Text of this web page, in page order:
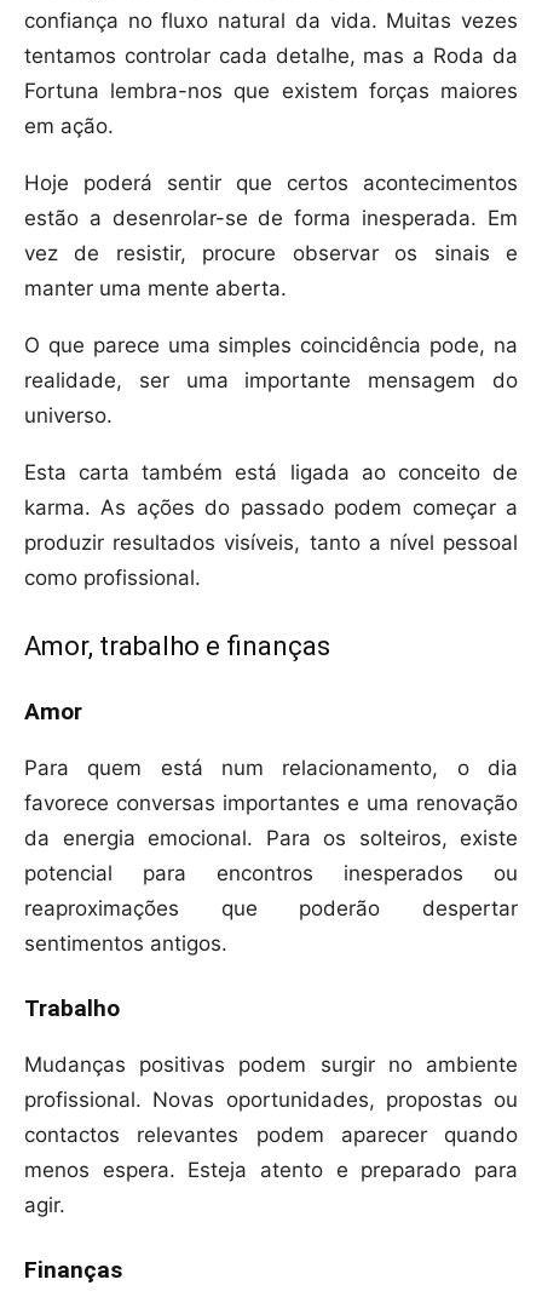
confiança no fluxo natural da vida. Muitas vezes
tentamos controlar cada detalhe, mas a Roda da
Fortuna lembra-nos que existem forças maiores
em ação.
Hoje poderá sentir que certos acontecimentos
estão a desenrolar-se de forma inesperada. Em
vez de resistir, procure observar os sinais e
manter uma mente aberta.
O que parece uma simples coincidência pode, na
realidade, ser uma importante mensagem do
universo.
Esta carta também está ligada ao conceito de
karma. As ações do passado podem começar a
produzir resultados visíveis, tanto a nível pessoal
como profissional.
Amor, trabalho e finanças
Amor
Para quem está num relacionamento, o dia
favorece conversas importantes e uma renovação
da energia emocional. Para os solteiros, existe
potencial para encontros inesperados ou
reaproximações que poderão despertar
sentimentos antigos.
Trabalho
Mudanças positivas podem surgir no ambiente
profissional. Novas oportunidades, propostas ou
contactos relevantes podem aparecer quando
menos espera. Esteja atento e preparado para
agir.
Finanças